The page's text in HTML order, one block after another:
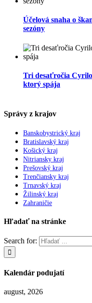
Účelová snaha o
sezóny
Tri desaťročia
ktorý spája
Správy z krajov
Banskobystrický kraj
Bratislavský kraj
Košický kraj
Nitriansky kraj
Prešovský kraj
Trenčiansky kraj
Trnavský kraj
Žilinský kraj
Zahraničie
Hľadať na stránke
Search for:
Kalendár podujatí
august, 2026